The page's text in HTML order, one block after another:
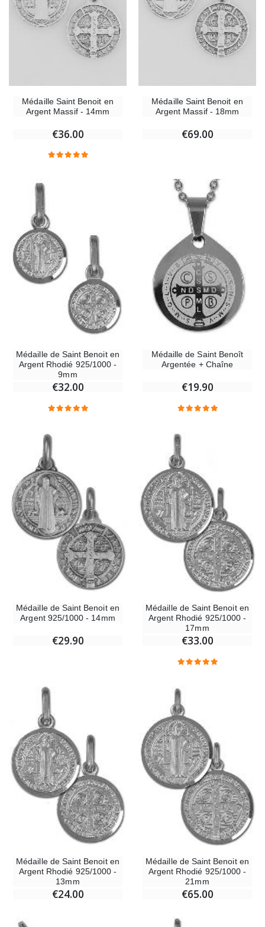
Médaille Saint Benoit en
Argent Massif - 14mm
€36.00
Médaille Saint Benoit en
Argent Massif - 18mm
€69.00
Médaille de Saint Benoit en
Argent Rhodié 925/1000 -
9mm
€32.00
Médaille de Saint Benoît
Argentée + Chaîne
€19.90
Médaille de Saint Benoit en
Argent 925/1000 - 14mm
€29.90
Médaille de Saint Benoit en
Argent Rhodié 925/1000 -
17mm
€33.00
Médaille de Saint Benoit en
Argent Rhodié 925/1000 -
13mm
€24.00
Médaille de Saint Benoit en
Argent Rhodié 925/1000 -
21mm
€65.00
€6.00
€15.00 €13.50
€12.90
Médaille Miraculeuse Or 9 Carats - 10 mm
€130.00
€2.50
€5.00
Croix Enfant en Bois Eglise Papillons et Arc-en-ciel 15 cm
€23.00
-30%
€10.00 €7.00
€12.00 €9.60
€12.00
€7.90
-10%
€5.50
-25%
€78.00
€9.90
€4.90